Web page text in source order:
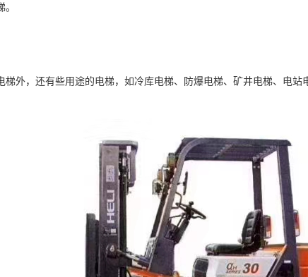
外，还有些用途的电梯，如冷库电梯、防爆电梯、矿井电梯、电站